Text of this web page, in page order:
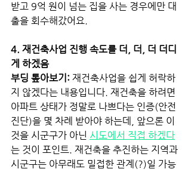
받고 9억 원이 넘는 집을 사는 경우에만 대
출을 회수해갔어요.
4. 재건축사업 진행 속도를 더, 더, 더 더디
게 하겠음
부딩 톺아보기: 재건축사업을 쉽게 허락하
지 않겠다는 내용입니다. 재건축을 하려면
아파트 상태가 정말로 나쁘다는 인증(안전
진단)을 몇 차례 받아야 하는데, 앞으론 이
것을 시군구가 아닌 시도에서 직접 하겠다
는 것이 포인트. 재건축을 추진하는 지역과
시군구는 아무래도 밀접한 관계(?)일 가능